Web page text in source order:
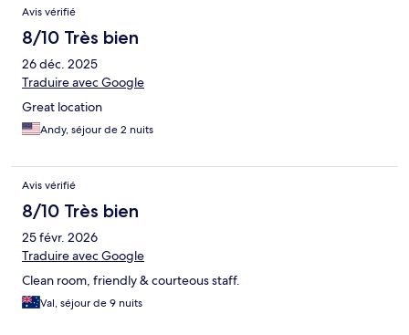
Avis vérifié
8/10 Très bien
26 déc. 2025
Traduire avec Google
Great location
Andy, séjour de 2 nuits
Avis vérifié
8/10 Très bien
25 févr. 2026
Traduire avec Google
Clean room, friendly & courteous staff.
Val, séjour de 9 nuits